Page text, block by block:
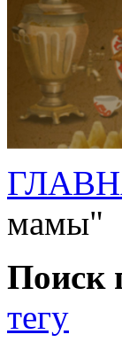
мамы"
Поиск
тегу